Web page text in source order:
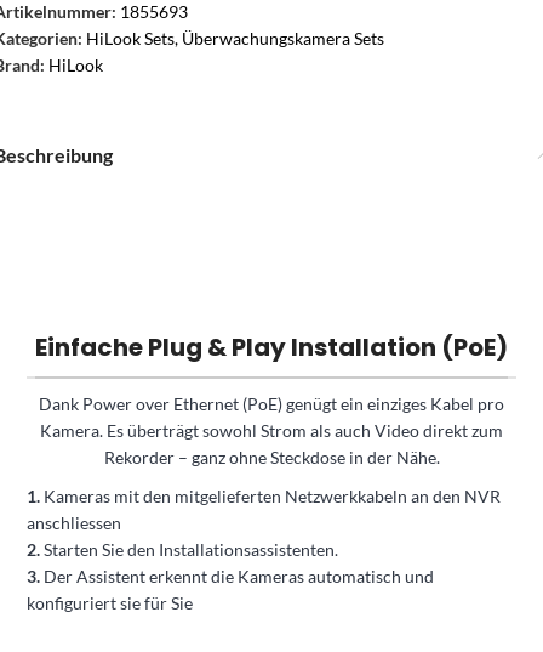
1855693
HiLook Sets, Überwachungskamera Sets
HiLook
Einfache Plug & Play Installation (PoE)
Dank Power over Ethernet (PoE) genügt ein einziges Kabel pro
Kamera. Es überträgt sowohl Strom als auch Video direkt zum
Rekorder – ganz ohne Steckdose in der Nähe.
1. Kameras mit den mitgelieferten Netzwerkkabeln an den NVR
anschliessen
2.Starten Sie den Installationsassistenten.
3. Der Assistent erkennt die Kameras automatisch und
konfiguriert sie für Sie